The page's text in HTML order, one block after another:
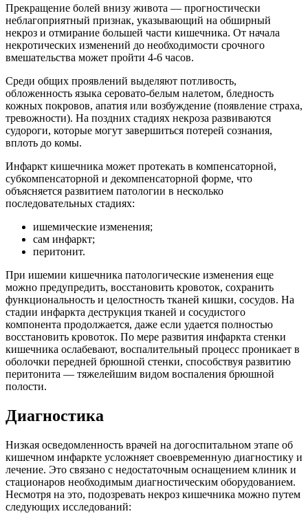
Прекращение болей внизу живота — прогностически
неблагоприятный признак, указывающий на обширный
некроз и отмирание большей части кишечника. От начала
некротических изменений до необходимости срочного
вмешательства может пройти 4-6 часов.
Среди общих проявлений выделяют потливость,
обложенность языка серовато-белым налетом, бледность
кожных покровов, апатия или возбуждение (появление страха,
тревожности). На поздних стадиях некроза развиваются
судороги, которые могут завершиться потерей сознания,
вплоть до комы.
Инфаркт кишечника может протекать в компенсаторной,
субкомпенсаторной и декомпенсаторной форме, что
объясняется развитием патологии в несколько
последовательных стадиях:
ишемические изменения;
сам инфаркт;
перитонит.
При ишемии кишечника патологические изменения еще
можно предупредить, восстановить кровоток, сохранить
функциональность и целостность тканей кишки, сосудов. На
стадии инфаркта деструкция тканей и сосудистого
компонента продолжается, даже если удается полностью
восстановить кровоток. По мере развития инфаркта стенки
кишечника ослабевают, воспалительный процесс проникает в
оболочки передней брюшной стенки, способствуя развитию
перитонита — тяжелейшим видом воспаления брюшной
полости.
Диагностика
Низкая осведомленность врачей на догоспитальном этапе об
кишечном инфаркте усложняет своевременную диагностику и
лечение. Это связано с недостаточным оснащением клиник и
стационаров необходимым диагностическим оборудованием.
Несмотря на это, подозревать некроз кишечника можно путем
следующих исследований: